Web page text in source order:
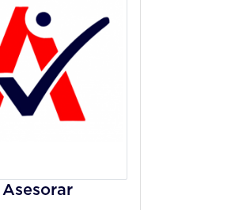
Asesorar